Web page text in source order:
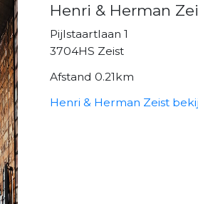
Henri & Herman
Pijlstaartlaan 1
3704HS Zeist
Afstand 0.21km
Henri & Herman Zeist